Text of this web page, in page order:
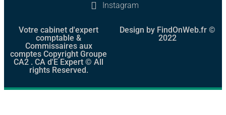
Instagram
Votre cabinet d'expert
comptable &
Commissaires aux
comptes Copyright Groupe
CA2 . CA d'E Expert © All
rights Reserved.
Design by FindOnWeb.fr ©
2022